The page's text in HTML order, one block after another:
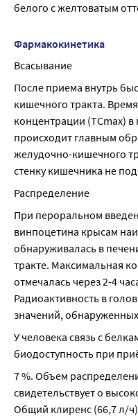
белого с желтоватым
Фармакокинетика
Всасывание
После приема внутрь
кишечного тракта.
концентрации (ТСmax) в
происходит главным
желудочно-кишечного
стенку кишечника не
Распределение
При пероральном
винпоцетина крысам
обнаруживалась в
тракте. Максимальная
отмечалась через 2-4
Радиоактивность в
значений,
У человека связь с
биодоступность при
7 %. Объем
свидетельствует о
Общий клиренс (66,7 л/